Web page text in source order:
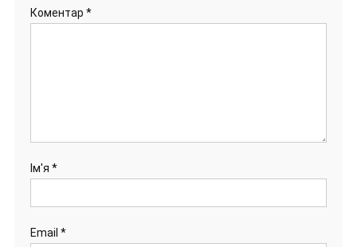
Коментар *
Ім'я *
Email *